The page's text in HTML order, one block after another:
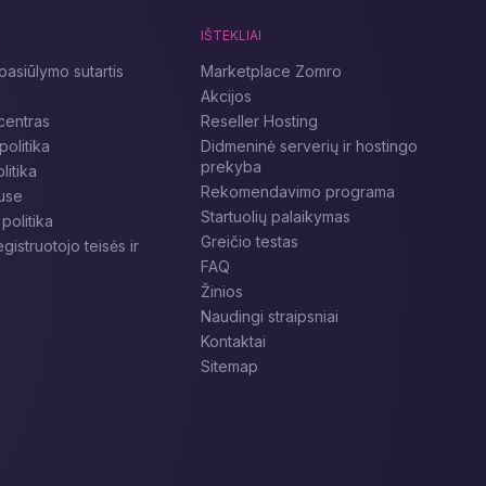
sutartis
teisės ir
IŠTEKLIAI
Marketplace Zomro
Akcijos
Reseller Hosting
Didmeninė serverių ir hostingo
prekyba
Rekomendavimo programa
Startuolių palaikymas
Greičio testas
FAQ
Žinios
Naudingi straipsniai
Kontaktai
Sitemap